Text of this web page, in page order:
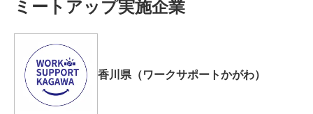
ミートアップ実施企業
香川県（ワークサポートかがわ）